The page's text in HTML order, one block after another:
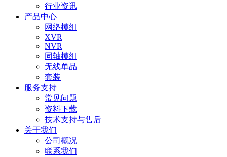
行业资讯
产品中心
网络模组
XVR
NVR
同轴模组
无线单品
套装
服务支持
常见问题
资料下载
技术支持与售后
关于我们
公司概况
联系我们